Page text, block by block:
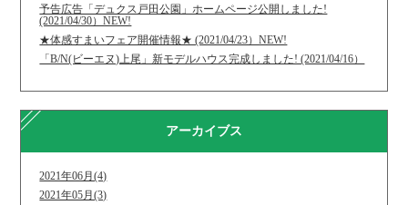
予告広告「デュクス戸田公園」ホームページ公開しました!
(2021/04/30）NEW!
★体感すまいフェア開催情報★ (2021/04/23）NEW!
「B/N(ビーエヌ)上尾」新モデルハウス完成しました! (2021/04/16）
アーカイブス
2021年06月(4)
2021年05月(3)